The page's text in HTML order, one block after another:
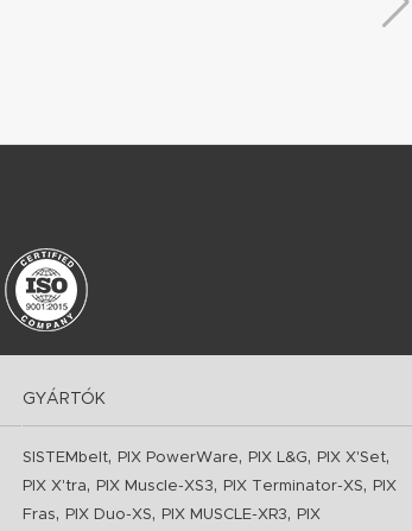
GYÁRTÓK
SISTEMbelt, PIX PowerWare, PIX L&G, PIX X'Set,
PIX X'tra, PIX Muscle-XS3, PIX Terminator-XS,
PIX
Fras, PIX Duo-XS, PIX MUSCLE-XR3,
PIX